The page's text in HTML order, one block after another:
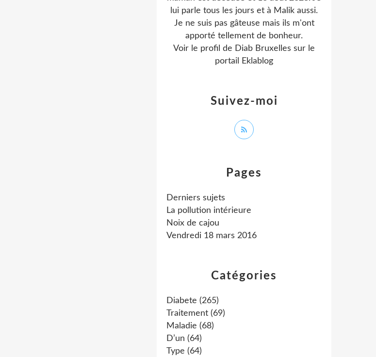
Catégories
Diabete (265)
Traitement (69)
Maladie (68)
D’un (64)
Type (64)
Pages
Derniers sujets
La pollution intérieure
Noix de cajou
Vendredi 18 mars 2016
Suivez-moi
lui parle tous les jours et à Malik aussi.
Je ne suis pas gâteuse mais ils m'ont
apporté tellement de bonheur.
Voir le profil de Diab Bruxelles sur le
portail Eklablog